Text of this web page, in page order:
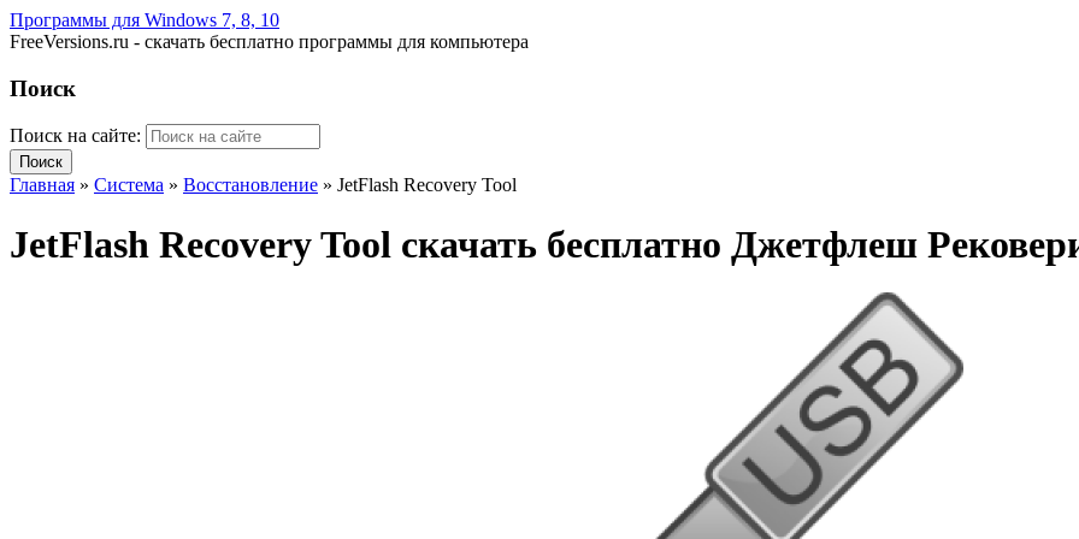
Программы для Windows 7, 8, 10
FreeVersions.ru - скачать бесплатно программы для компьютера
Поиск
Поиск на сайте:
Главная » Система » Восстановление » JetFlash Recovery Tool
JetFlash Recovery Tool скачать бесплатно Джетфлеш